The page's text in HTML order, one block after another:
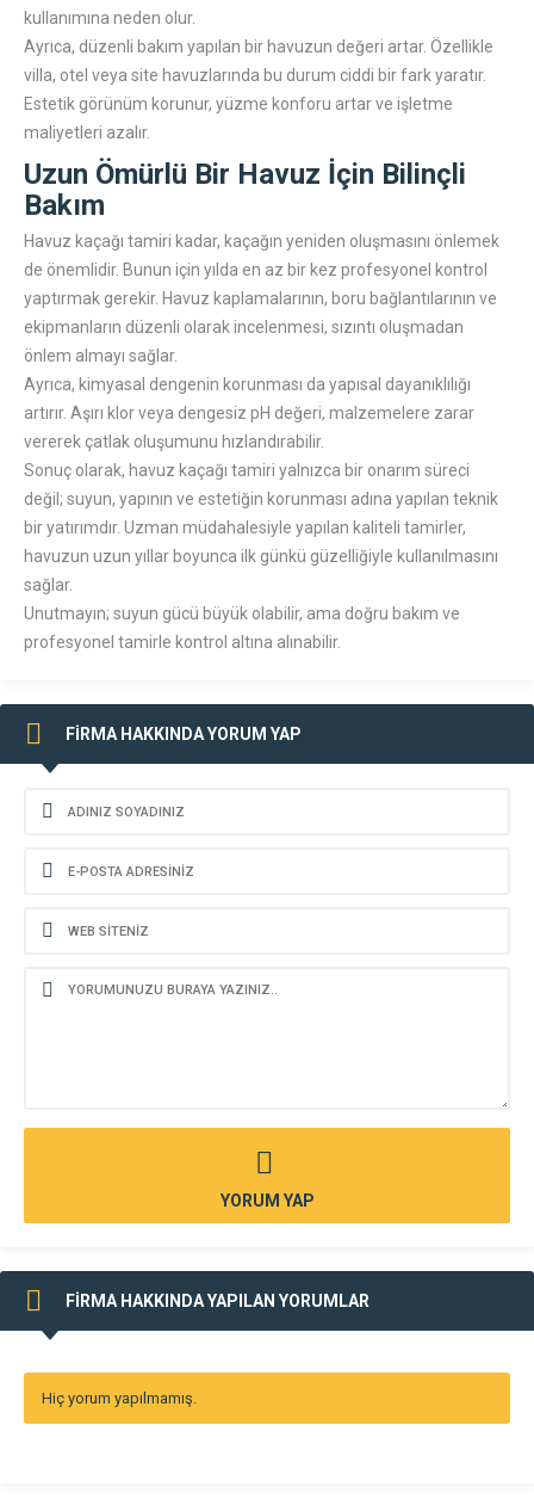
kullanımına neden olur.
Ayrıca, düzenli bakım yapılan bir havuzun değeri artar. Özellikle
villa, otel veya site havuzlarında bu durum ciddi bir fark yaratır.
Estetik görünüm korunur, yüzme konforu artar ve işletme
maliyetleri azalır.
Uzun Ömürlü Bir Havuz İçin Bilinçli
Bakım
Havuz kaçağı tamiri kadar, kaçağın yeniden oluşmasını önlemek
de önemlidir. Bunun için yılda en az bir kez profesyonel kontrol
yaptırmak gerekir. Havuz kaplamalarının, boru bağlantılarının ve
ekipmanların düzenli olarak incelenmesi, sızıntı oluşmadan
önlem almayı sağlar.
Ayrıca, kimyasal dengenin korunması da yapısal dayanıklılığı
artırır. Aşırı klor veya dengesiz pH değeri, malzemelere zarar
vererek çatlak oluşumunu hızlandırabilir.
Sonuç olarak, havuz kaçağı tamiri yalnızca bir onarım süreci
değil; suyun, yapının ve estetiğin korunması adına yapılan teknik
bir yatırımdır. Uzman müdahalesiyle yapılan kaliteli tamirler,
havuzun uzun yıllar boyunca ilk günkü güzelliğiyle kullanılmasını
sağlar.
Unutmayın; suyun gücü büyük olabilir, ama doğru bakım ve
profesyonel tamirle kontrol altına alınabilir.
FİRMA HAKKINDA YORUM YAP
YORUM YAP
FİRMA HAKKINDA YAPILAN YORUMLAR
Hiç yorum yapılmamış.